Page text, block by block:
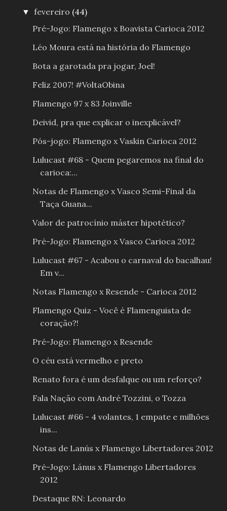
▼fevereiro (44)
Pré-Jogo: Flamengo x Boavista Carioca 2012
Léo Moura está na história do Flamengo
Bota a garotada pra jogar, Joel!
Feliz 2007! #VoltaObina
Flamengo 97 x 83 Joinville
Deivid, pra que explicar o inexplicável?
Pós-jogo: Flamengo x Vaskin Carioca 2012
Lulucast #68 - Quem pegaremos na final do
carioca:...
Notas de Flamengo x Vasco Semi-Final da
Taça Guana...
Valor de patrocínio máster hipotético?
Pré-Jogo: Flamengo x Vasco Carioca 2012
Lulucast #67 - Acabou o carnaval do bacalhau!
Em v...
Notas Flamengo x Resende - Carioca 2012
Flamengo Quiz - Você é Flamenguista de
coração?!
Pré-Jogo: Flamengo x Resende
O céu está vermelho e preto
Renato fora é um desfalque ou um reforço?
Fala Nação com André Tozzini, o Tozza
Lulucast #66 - 4 volantes, 1 empate e milhões
ins...
Notas de Lanús x Flamengo Libertadores 2012
Pré-Jogo: Lánus x Flamengo Libertadores
2012
Destaque RN: Leonardo